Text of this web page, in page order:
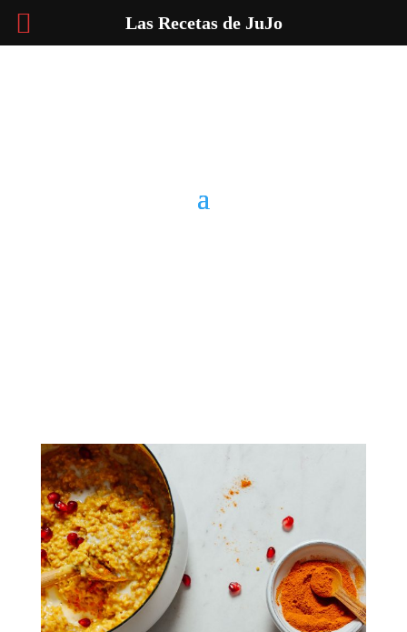
Las Recetas de JuJo